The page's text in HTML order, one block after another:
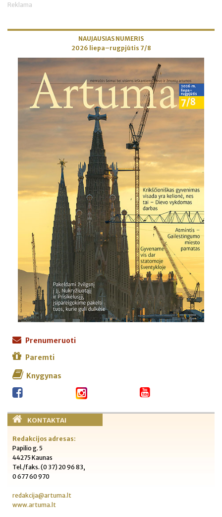
Reklama
NAUJAUSIAS NUMERIS
2026 liepa–rugpjūtis 7/8
Prenumeruoti
Paremti
Knygynas
KONTAKTAI
Redakcijos adresas:
Papilio g. 5
44275 Kaunas
Tel./faks. (0 37) 20 96 83,
0 677 60 970
redakcija@artuma.lt
www.artuma.lt